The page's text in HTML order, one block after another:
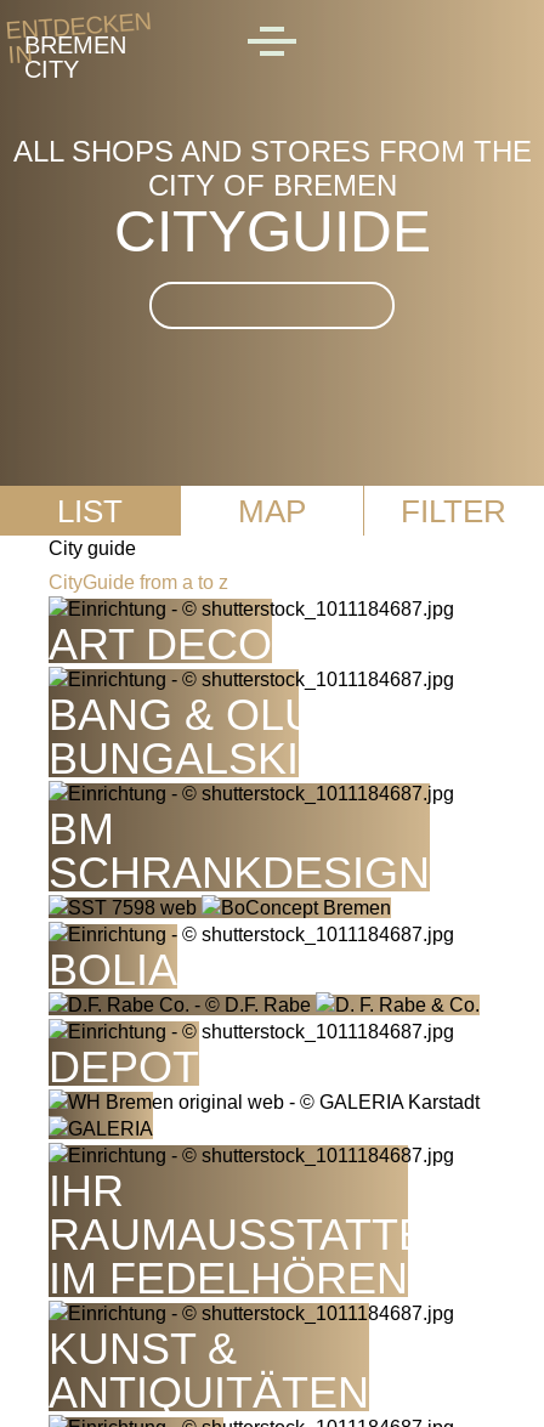
Skip to main content
ENTDECKEN
INBREMEN
CITY
MENU
ALL SHOPS AND STORES FROM THE
CITY OF BREMEN
CITYGUIDE
Suche im CityGuide
LIST MAP FILTER
City guide
CityGuide from a to z
ART DECO
BANG & OLUFSEN F.
BUNGALSKI
BM
SCHRANKDESIGN
BOLIA
DEPOT
IHR
RAUMAUSSTATTER
IM FEDELHÖREN
KUNST &
ANTIQUITÄTEN